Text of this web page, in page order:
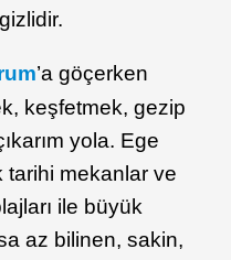
’a göçerken
keşfetmek, gezip
yola. Ege
tarihi mekanlar ve
ile büyük
az bilinen, sakin,